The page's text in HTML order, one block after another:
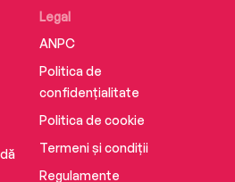
Legal
ANPC
Politica de
confidențialitate
Politica de cookie
Termeni și condiții
Regulamente